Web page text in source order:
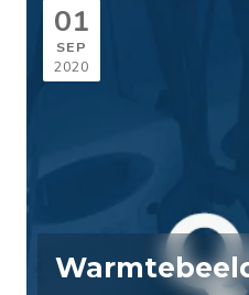
01
SEP
2020